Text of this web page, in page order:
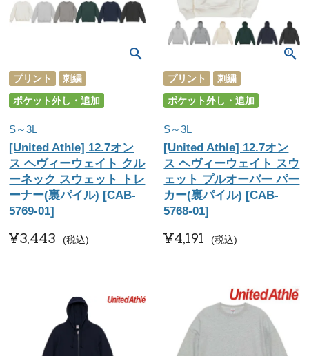
プリント
刺繍
ポケット外し・追加
S～3L
[United Athle] 12.7オン
ス ヘヴィーウェイト クル
ーネック スウェット トレ
ーナー(裏パイル) [CAB-
5769-01]
¥3,443 税込
プリント
刺繍
ポケット外し・追加
S～3L
[United Athle] 12.7オン
ス ヘヴィーウェイト スウ
ェット プルオーバー パー
カー(裏パイル) [CAB-
5768-01]
¥4,191 税込